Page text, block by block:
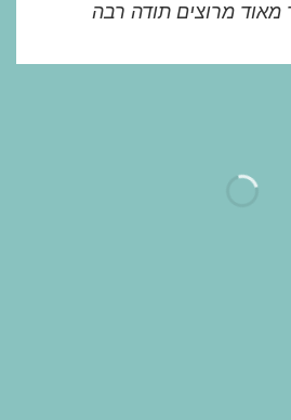
מאוד מרוצים תודה רבה